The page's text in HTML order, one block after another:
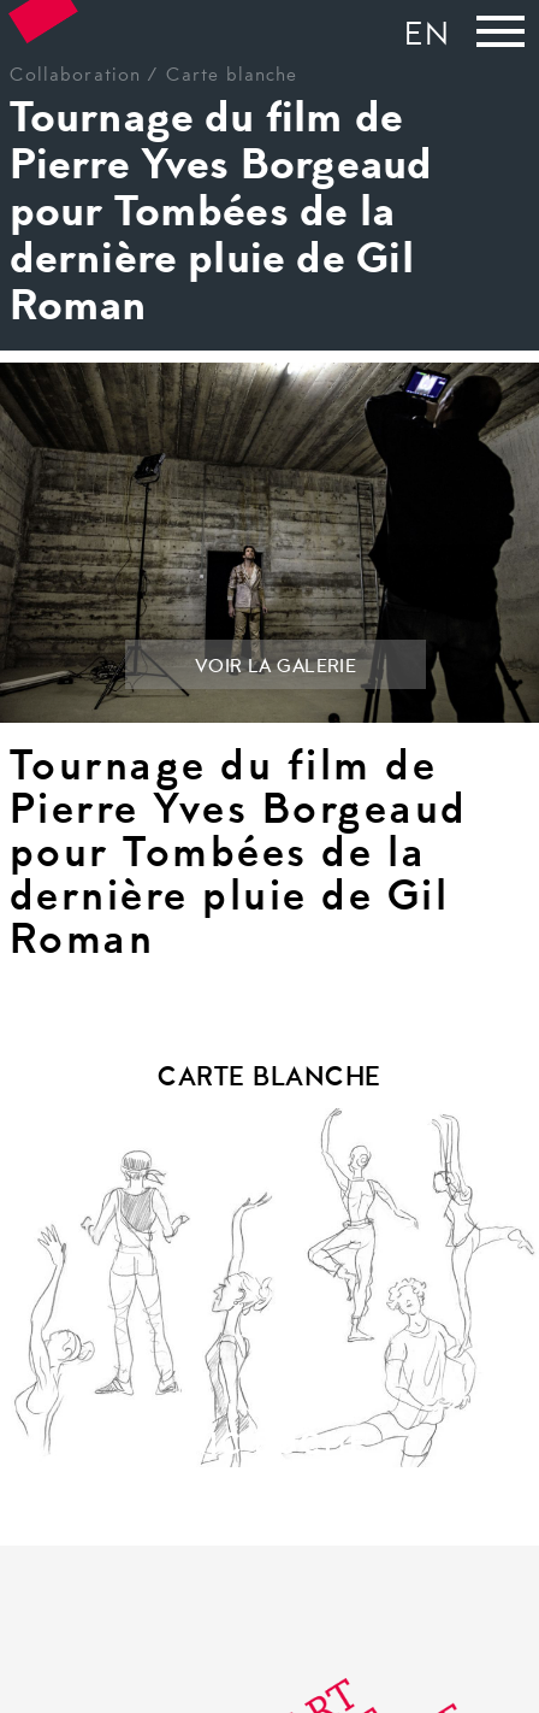
EN
Collaboration / Carte blanche
Tournage du film de
Pierre Yves Borgeaud
pour Tombées de la
dernière pluie de Gil
Roman
VOIR LA GALERIE
Tournage du film de
Pierre Yves Borgeaud
pour Tombées de la
dernière pluie de Gil
Roman
CARTE BLANCHE
ÉRIC BUCHE